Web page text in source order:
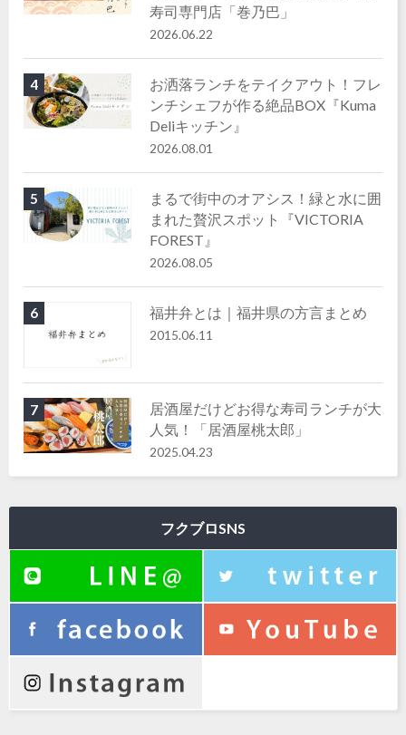
寿司専門店「巻乃巴」
2026.06.22
4
お洒落ランチをテイクアウト！フレ
ンチシェフが作る絶品BOX『Kuma
Deliキッチン』
2026.08.01
5
まるで街中のオアシス！緑と水に囲
まれた贅沢スポット『VICTORIA
FOREST』
2026.08.05
6 福井弁とは｜福井県の方言まとめ
2015.06.11
7
居酒屋だけどお得な寿司ランチが大
人気！「居酒屋桃太郎」
2025.04.23
フクブロSNS